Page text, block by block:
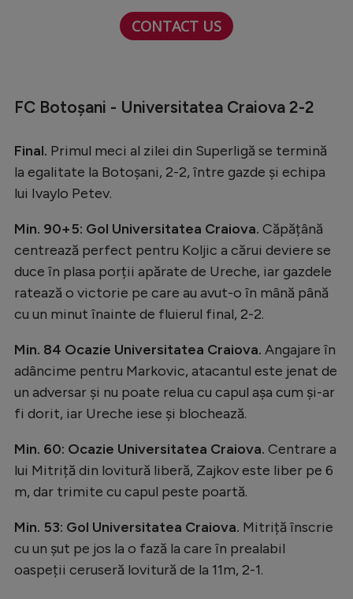
Natație
Formula 1
Auto
Alte sporturi
JO 2026
Intră în cont
CONTACT US
FC Botoșani - Universitatea Craiova 2-2
Final. Primul meci al zilei din Superligă se termină
la egalitate la Botoșani, 2-2, între gazde și echipa
lui Ivaylo Petev.
Min. 90+5: Gol Universitatea Craiova. Căpățână
centrează perfect pentru Koljic a cărui deviere se
duce în plasa porții apărate de Ureche, iar gazdele
ratează o victorie pe care au avut-o în mână până
cu un minut înainte de fluierul final, 2-2.
Min. 84 Ocazie Universitatea Craiova. Angajare în
adâncime pentru Markovic, atacantul este jenat de
un adversar și nu poate relua cu capul așa cum și-ar
fi dorit, iar Ureche iese și blochează.
Min. 60: Ocazie Universitatea Craiova. Centrare a
lui Mitriță din lovitură liberă, Zajkov este liber pe 6
m, dar trimite cu capul peste poartă.
Min. 53: Gol Universitatea Craiova. Mitriță înscrie
cu un șut pe jos la o fază la care în prealabil
oaspeții ceruseră lovitură de la 11m, 2-1.